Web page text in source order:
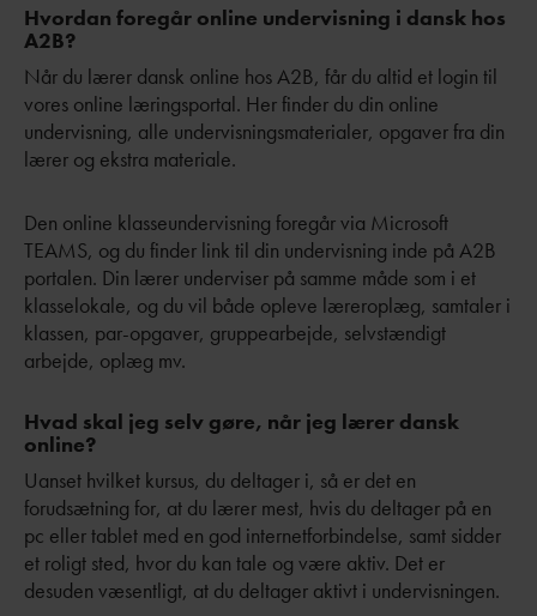
Hvordan foregår online undervisning i dansk hos
A2B?
Når du lærer dansk online hos A2B, får du altid et login til
vores online læringsportal. Her finder du din online
undervisning, alle undervisningsmaterialer, opgaver fra din
lærer og ekstra materiale.
Den online klasseundervisning foregår via Microsoft
TEAMS, og du finder link til din undervisning inde på A2B
portalen. Din lærer underviser på samme måde som i et
klasselokale, og du vil både opleve læreroplæg, samtaler i
klassen, par-opgaver, gruppearbejde, selvstændigt
arbejde, oplæg mv.
Hvad skal jeg selv gøre, når jeg lærer dansk
online?
Uanset hvilket kursus, du deltager i, så er det en
forudsætning for, at du lærer mest, hvis du deltager på en
pc eller tablet med en god internetforbindelse, samt sidder
et roligt sted, hvor du kan tale og være aktiv. Det er
desuden væsentligt, at du deltager aktivt i undervisningen.